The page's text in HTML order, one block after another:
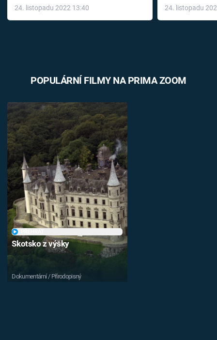
24. listopadu 2022 13:40
léky
24. listopadu
POPULÁRNÍ FILMY NA PRIMA ZOOM
Skotsko z výšky
Dokumentární / Přírodopisný